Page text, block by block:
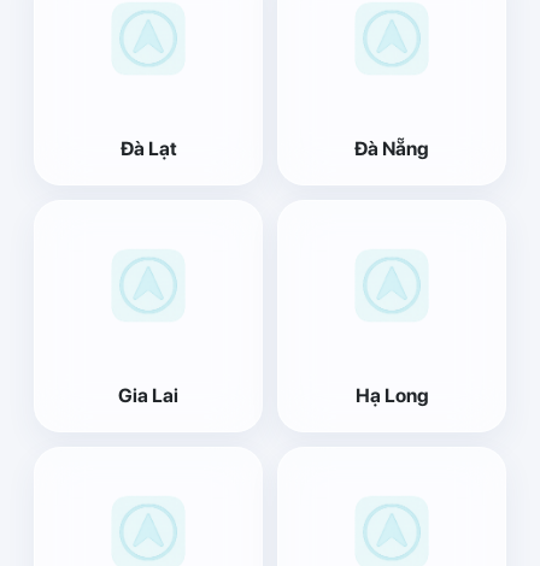
Đà Lạt Đà Nẵng
Gia Lai Hạ Long